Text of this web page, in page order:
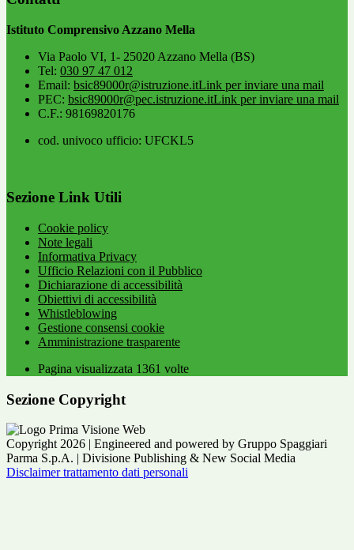
Istituto Comprensivo Azzano Mella
Via Paolo VI, 1- 25020 Azzano Mella (BS)
Tel: 030 97 47 012
Email: bsic89000r@istruzione.itLink per inviare una mail
PEC: bsic89000r@pec.istruzione.itLink per inviare una mail
C.F.: 98169820176
cod. univoco ufficio: UFCKL5
Sezione Link Utili
Cookie policy
Note legali
Informativa Privacy
Ufficio Relazioni con il Pubblico
Dichiarazione di accessibilità
Obiettivi di accessibilità
Whistleblowing
Gestione consensi cookie
Amministrazione trasparente
Pagina visualizzata 1361 volte
Sezione Copyright
Copyright 2026 | Engineered and powered by Gruppo Spaggiari
Parma S.p.A. | Divisione Publishing & New Social Media
Disclaimer trattamento dati personali